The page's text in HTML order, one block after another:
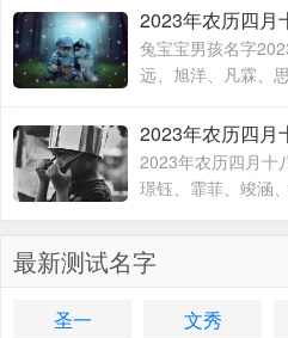
悦、李继超、李仲
兔宝宝男孩名字
远、旭洋、凡霖、
如、玉宸、君涛、
华、安逸、希淳、
2023年农历四月十
璟钰、霏菲、竣涵
然、如懿、岚平、
最新测试名字
圣一 文秀